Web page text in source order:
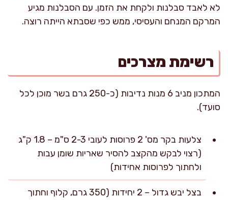
לא לאבד סבלנות ולקחת את הזמן. עם הסבלנות מגיע
המרקם המנחם והעסיסי, ממש כפי שסבתא הייתה רוצה.
רשימת מצרכים
המתכון מניב 6 מנות נדיבות (כ-250 גרם בשר מוכן לכל
סועד).
צלעות בקר מס' 2 פרוסות לעובי 2-3 ס"מ – 1.8 ק"ג
(רצוי לבקש מהקצב להסיר שאריות שומן עבות
ולחתוך לפרוסות אחידות)
בצל יבש גדול – 2 יחידות (350 גרם, קלוף וחתוך